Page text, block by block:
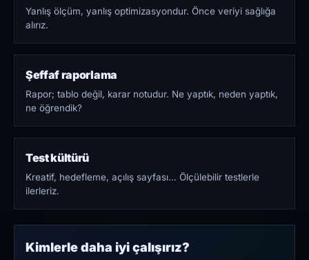
Yanlış ölçüm, yanlış optimizasyondur. Önce veriyi sağlığa
alırız.
Şeffaf raporlama
Rapor; tablo değil, karar notudur. Ne yaptık, neden yaptık,
ne öğrendik?
Test kültürü
Kreatif, hedefleme, açılış sayfası… Ölçülebilir testlerle
ilerleriz.
Kimlerle daha iyi çalışırız?